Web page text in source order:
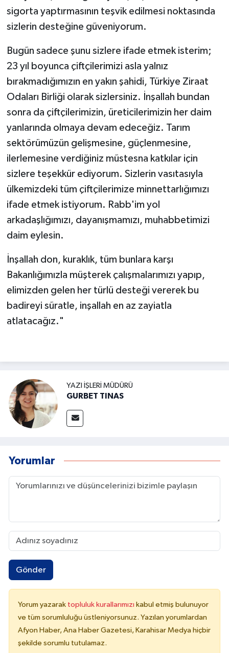
sigorta yaptırmasının teşvik edilmesi noktasında
sizlerin desteğine güveniyorum.
Bugün sadece şunu sizlere ifade etmek isterim;
23 yıl boyunca çiftçilerimizi asla yalnız
bırakmadığımızın en yakın şahidi, Türkiye Ziraat
Odaları Birliği olarak sizlersiniz. İnşallah bundan
sonra da çiftçilerimizin, üreticilerimizin her daim
yanlarında olmaya devam edeceğiz. Tarım
sektörümüzün gelişmesine, güçlenmesine,
ilerlemesine verdiğiniz müstesna katkılar için
sizlere teşekkür ediyorum. Sizlerin vasıtasıyla
ülkemizdeki tüm çiftçilerimize minnettarlığımızı
ifade etmek istiyorum. Rabb'im yol
arkadaşlığımızı, dayanışmamızı, muhabbetimizi
daim eylesin.
İnşallah don, kuraklık, tüm bunlara karşı
Bakanlığımızla müşterek çalışmalarımızı yapıp,
elimizden gelen her türlü desteği vererek bu
badireyi süratle, inşallah en az zayiatla
atlatacağız."
YAZI İŞLERI MÜDÜRÜ
GURBET TINAS
Yorumlar
Gönder
Yorum yazarak topluluk kurallarımızı kabul etmiş bulunuyor
ve tüm sorumluluğu üstleniyorsunuz. Yazılan yorumlardan
Afyon Haber, Ana Haber Gazetesi, Karahisar Medya hiçbir
şekilde sorumlu tutulamaz.